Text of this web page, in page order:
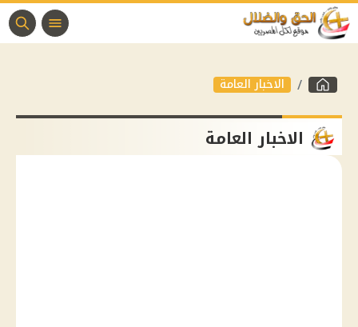
الاخبار العامة
الاخبار العامة